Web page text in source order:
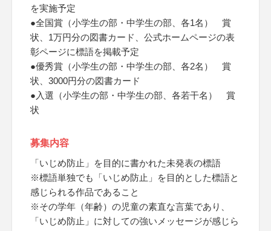
を実施予定
●全国賞（小学生の部・中学生の部、各1名） 賞
状、1万円分の図書カード、公式ホームページの表
彰ページに標語を掲載予定
●優秀賞（小学生の部・中学生の部、各2名） 賞
状、3000円分の図書カード
●入選（小学生の部・中学生の部、各若干名） 賞
状
募集内容
「いじめ防止」を目的に書かれた未発表の標語
※標語単独でも「いじめ防止」を目的とした標語と
感じられる作品であること
※その学年（年齢）の児童の素直な言葉であり、
「いじめ防止」に対しての強いメッセージが感じら